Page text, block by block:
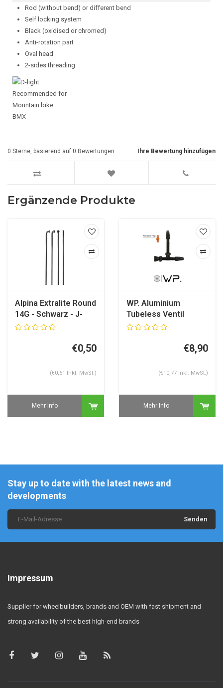
Rod (without bend) or different bend
Self locking system
Black (oxidised or chromed)
Anti-rotation part
Oval head
2-sides threading
Recommended for
Mountain bike
BMX
Ihre Bewertung hinzufügen
0 Sterne, basierend auf 0 Bewertungen
Ergänzende Produkte
Alpina Extralite Round
14G - Schwarz - J-
Bend
€0,50
(€0,61 Inkl. MwSt.)
Mehr Info
WP. Aluminium
Tubeless Ventil
€8,90
(€10,77 Inkl. MwSt.)
Mehr Info
Stay up to date with the latest news and
developments
Senden
Impressum
Supplier for wheelbuilders, brands and OEM with fast shipment and
strong availability of the best high-end brands